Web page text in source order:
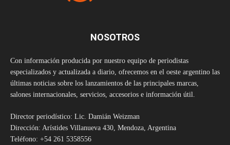
NOSOTROS
Con información producida por nuestro equipo de periodistas
especializados y actualizada a diario, ofrecemos en el oeste argentino las
últimas noticias sobre los lanzamientos de las principales marcas,
salones internacionales, servicios, accesorios e información útil.
Director periodístico: Lic. Damián Weizman
Dirección: Arístides Villanueva 430, Mendoza, Argentina
Teléfono: +54 261 5358556